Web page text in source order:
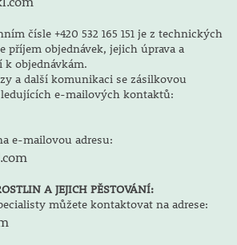
čísle +420 532 165 151 je z technických
příjem objednávek, jejich úprava a
objednávkám.
a další komunikaci se zásilkovou
e-mailových kontaktů:
e-mailovou adresu:
A JEJICH PĚSTOVÁNÍ:
můžete kontaktovat na adrese: